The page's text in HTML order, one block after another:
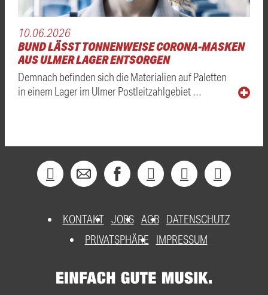
10.06.2026
BUND LÄSST TONNENWEISE CORONA-MASKEN
AUS ULMER LAGER ENTSORGEN
Demnach befinden sich die Materialien auf Paletten
in einem Lager im Ulmer Postleitzahlgebiet …
KONTAKT JOBS AGB DATENSCHUTZ
PRIVATSPHÄRE
IMPRESSUM